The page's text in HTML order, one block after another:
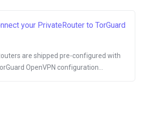
your PrivateRouter to TorGuard
are shipped pre-configured with
OpenVPN configuration...